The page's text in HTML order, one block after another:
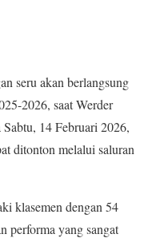
seru akan berlangsung
2026, saat Werder
14 Februari 2026,
ditonton melalui saluran
klasemen dengan 54
performa yang sangat